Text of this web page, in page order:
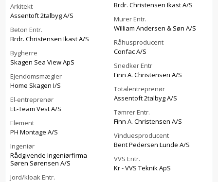
Arkitekt
Assentoft 2talbyg A/S
Beton Entr.
Brdr. Christensen Ikast A/S
Bygherre
Skagen Sea View ApS
Ejendomsmægler
Home Skagen I/S
El-entreprenør
EL-Team Vest A/S
Element
PH Montage A/S
Ingeniør
Rådgivende Ingeniørfirma
Søren Sørensen A/S
Jord/kloak Entr.
Brdr. Christensen Ikast A/S
Murer Entr.
William Andersen & Søn A/S
Råhusproducent
Confac A/S
Snedker Entr
Finn A. Christensen A/S
Totalentreprenør
Assentoft 2talbyg A/S
Tømrer Entr.
Finn A. Christensen A/S
Vinduesproducent
Bent Pedersen Lunde A/S
VVS Entr.
Kr - VVS Teknik ApS